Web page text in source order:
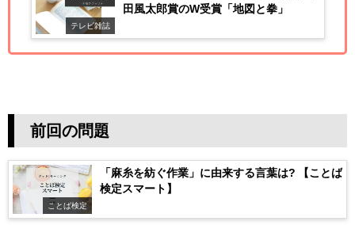
テレビ雑誌
田風太郎賞のW受賞「地図と拳」
前回の問題
ことば検定
「麻糸を紡ぐ作業」に由来する言葉は? 【ことば
検定スマート】